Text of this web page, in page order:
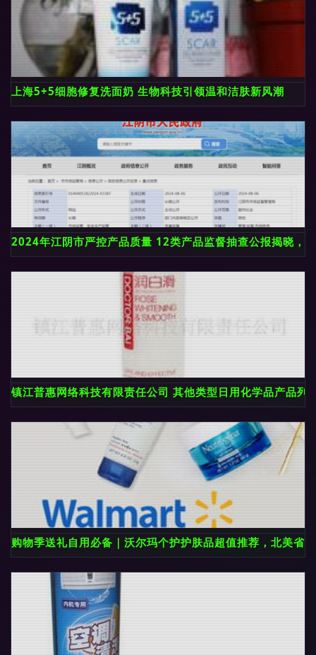
上海5+5细胞修复洗面奶 生物科技引领温和洁肤新风潮
2024年江阴市严控产品质量 12类产品监督抽查公报揭晓，
镇江普惠网络科技有限责任公司 其他类型日用化学品产品列
购物季送礼自用必备｜沃尔玛个护护肤品超值推荐，北美省